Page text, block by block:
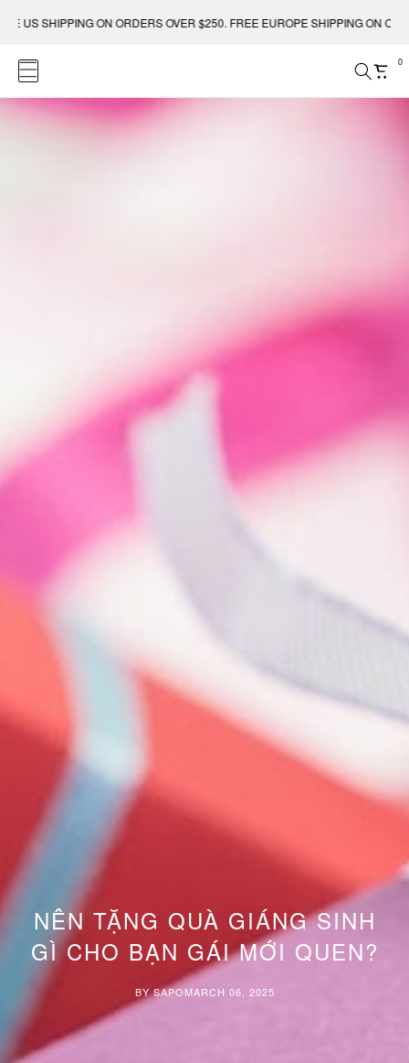
SHIPPING ON ORDERS OVER $250. FREE EUROPE SHIPPING ON ORDERS
0
NÊN TẶNG QUÀ GIÁNG SINH
GÌ CHO BẠN GÁI MỚI QUEN?
BY SAPOMARCH 06, 2025